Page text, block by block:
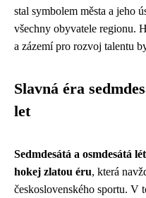
stal symbolem města a jeho
všechny obyvatele regionu.
a zázemí pro rozvoj talentu
Slavná éra
let
Sedmdesátá a osmdesátá
hokej zlatou éru, která
československého sportu. V